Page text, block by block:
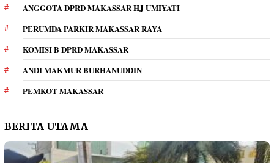
ANGGOTA DPRD MAKASSAR HJ UMIYATI
PERUMDA PARKIR MAKASSAR RAYA
KOMISI B DPRD MAKASSAR
ANDI MAKMUR BURHANUDDIN
PEMKOT MAKASSAR
BERITA UTAMA